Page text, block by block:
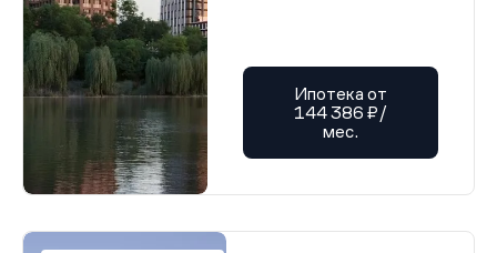
Ипотека от
144 386 ₽/
мес.